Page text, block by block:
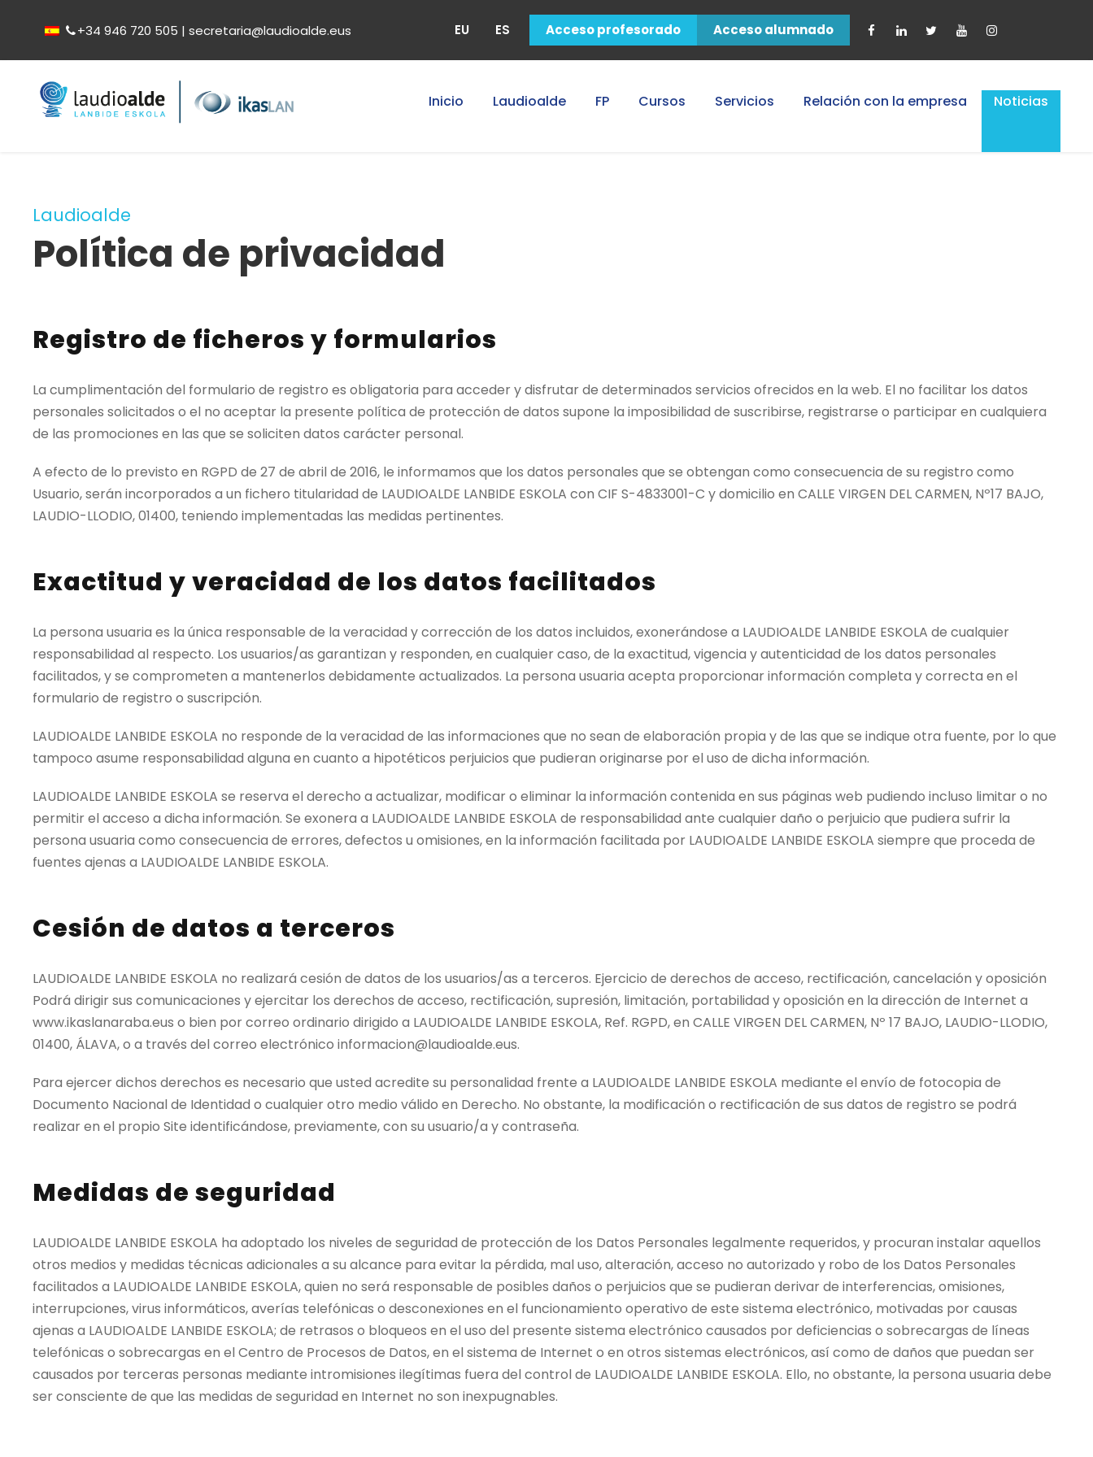
+34 946 720 505 | secretaria@laudioalde.eus EU ES Acceso profesorado Acceso alumnado
Inicio Laudioalde FP Cursos Servicios Relación con la empresa Noticias
Laudioalde
Política de privacidad
Registro de ficheros y formularios
La cumplimentación del formulario de registro es obligatoria para acceder y disfrutar de determinados servicios ofrecidos en la web. El no facilitar los datos
personales solicitados o el no aceptar la presente política de protección de datos supone la imposibilidad de suscribirse, registrarse o participar en cualquiera
de las promociones en las que se soliciten datos carácter personal.
A efecto de lo previsto en RGPD de 27 de abril de 2016, le informamos que los datos personales que se obtengan como consecuencia de su registro como
Usuario, serán incorporados a un fichero titularidad de LAUDIOALDE LANBIDE ESKOLA con CIF S-4833001-C y domicilio en CALLE VIRGEN DEL CARMEN, Nº17 BAJO,
LAUDIO-LLODIO, 01400, teniendo implementadas las medidas pertinentes.
Exactitud y veracidad de los datos facilitados
La persona usuaria es la única responsable de la veracidad y corrección de los datos incluidos, exonerándose a LAUDIOALDE LANBIDE ESKOLA de cualquier
responsabilidad al respecto. Los usuarios/as garantizan y responden, en cualquier caso, de la exactitud, vigencia y autenticidad de los datos personales
facilitados, y se comprometen a mantenerlos debidamente actualizados. La persona usuaria acepta proporcionar información completa y correcta en el
formulario de registro o suscripción.
LAUDIOALDE LANBIDE ESKOLA no responde de la veracidad de las informaciones que no sean de elaboración propia y de las que se indique otra fuente, por lo que
tampoco asume responsabilidad alguna en cuanto a hipotéticos perjuicios que pudieran originarse por el uso de dicha información.
LAUDIOALDE LANBIDE ESKOLA se reserva el derecho a actualizar, modificar o eliminar la información contenida en sus páginas web pudiendo incluso limitar o no
permitir el acceso a dicha información. Se exonera a LAUDIOALDE LANBIDE ESKOLA de responsabilidad ante cualquier daño o perjuicio que pudiera sufrir la
persona usuaria como consecuencia de errores, defectos u omisiones, en la información facilitada por LAUDIOALDE LANBIDE ESKOLA siempre que proceda de
fuentes ajenas a LAUDIOALDE LANBIDE ESKOLA.
Cesión de datos a terceros
LAUDIOALDE LANBIDE ESKOLA no realizará cesión de datos de los usuarios/as a terceros. Ejercicio de derechos de acceso, rectificación, cancelación y oposición
Podrá dirigir sus comunicaciones y ejercitar los derechos de acceso, rectificación, supresión, limitación, portabilidad y oposición en la dirección de Internet a
www.ikaslanaraba.eus o bien por correo ordinario dirigido a LAUDIOALDE LANBIDE ESKOLA, Ref. RGPD, en CALLE VIRGEN DEL CARMEN, Nº 17 BAJO, LAUDIO-LLODIO,
01400, ÁLAVA, o a través del correo electrónico informacion@laudioalde.eus.
Para ejercer dichos derechos es necesario que usted acredite su personalidad frente a LAUDIOALDE LANBIDE ESKOLA mediante el envío de fotocopia de
Documento Nacional de Identidad o cualquier otro medio válido en Derecho. No obstante, la modificación o rectificación de sus datos de registro se podrá
realizar en el propio Site identificándose, previamente, con su usuario/a y contraseña.
Medidas de seguridad
LAUDIOALDE LANBIDE ESKOLA ha adoptado los niveles de seguridad de protección de los Datos Personales legalmente requeridos, y procuran instalar aquellos
otros medios y medidas técnicas adicionales a su alcance para evitar la pérdida, mal uso, alteración, acceso no autorizado y robo de los Datos Personales
facilitados a LAUDIOALDE LANBIDE ESKOLA, quien no será responsable de posibles daños o perjuicios que se pudieran derivar de interferencias, omisiones,
interrupciones, virus informáticos, averías telefónicas o desconexiones en el funcionamiento operativo de este sistema electrónico, motivadas por causas
ajenas a LAUDIOALDE LANBIDE ESKOLA; de retrasos o bloqueos en el uso del presente sistema electrónico causados por deficiencias o sobrecargas de líneas
telefónicas o sobrecargas en el Centro de Procesos de Datos, en el sistema de Internet o en otros sistemas electrónicos, así como de daños que puedan ser
causados por terceras personas mediante intromisiones ilegítimas fuera del control de LAUDIOALDE LANBIDE ESKOLA. Ello, no obstante, la persona usuaria debe
ser consciente de que las medidas de seguridad en Internet no son inexpugnables.